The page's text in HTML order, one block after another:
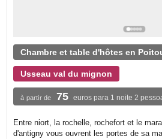
Chambre et table d'hôtes en
Usseau val du mignon
à partir de 75 euros para 1 noite 2
Entre niort, la rochelle, rochefort et le
d'antigny vous ouvrent les portes de sa